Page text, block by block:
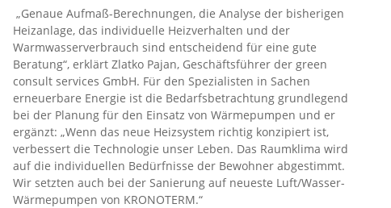
„Genaue Aufmaß-Berechnungen, die Analyse der bisherigen
Heizanlage, das individuelle Heizverhalten und der
Warmwasser­verbrauch sind entscheidend für eine gute
Beratung“, erklärt Zlatko Pajan, Geschäftsführer der green
consult services GmbH. Für den Spezialisten in Sachen
erneuerbare Energie ist die Bedarfs­betrachtung grundlegend
bei der Planung für den Einsatz von Wärmepumpen und er
ergänzt: „Wenn das neue Heizsystem richtig konzipiert ist,
verbessert die Technologie unser Leben. Das Raumklima wird
auf die individuellen Bedürfnisse der Bewohner abgestimmt.
Wir setzten auch bei der Sanierung auf neueste Luft/Wasser-
Wärmepumpen von KRONOTERM.“